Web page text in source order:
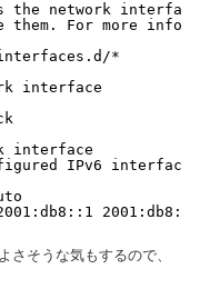
network interfaces
them. For more
*
interface
interface
IPv6 interface
2001:db8::2
そうな気もするので、